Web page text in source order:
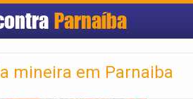
Parnaíba
mineira em Parnaiba